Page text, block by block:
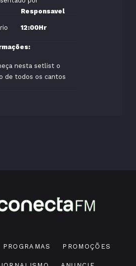
Responsavel
12:00Hr
nesta setlist o
de todos os cantos
PROGRAMAS PROMOÇÕES